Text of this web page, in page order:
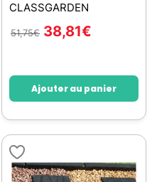
CLASSGARDEN
51,75€ 38,81€
Ajouter au panier